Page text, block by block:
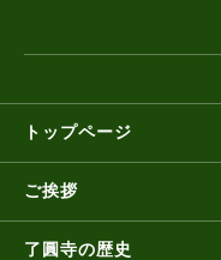
トップページ
ご挨拶
了圓寺の歴史